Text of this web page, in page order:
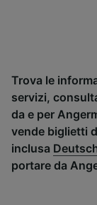
Trova le
servizi,
da e per
vende biglietti
inclusa
portare da